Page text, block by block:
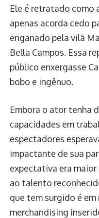
Ele é retratado como
apenas acorda cedo
enganado pela vilã
Bella Campos. Essa
público enxergasse
bobo e ingênuo.
Embora o ator tenha
capacidades em
espectadores
impactante de sua
expectativa era
ao talento
que tem surgido é
merchandising